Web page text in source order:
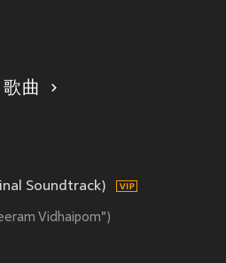
歌曲
Soundtrack)
Vidhaipom")